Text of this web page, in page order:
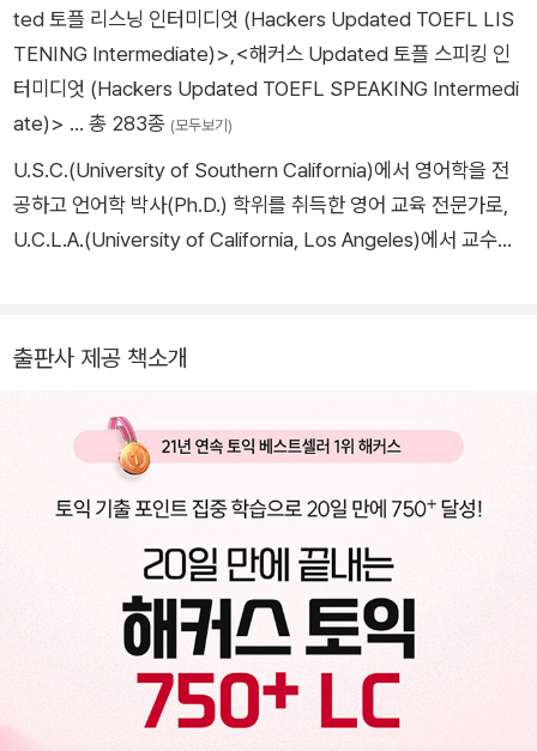
ted 토플 리스닝 인터미디엇 (Hackers Updated TOEFL LIS
TENING Intermediate)>,<해커스 Updated 토플 스피킹 인
터미디엇 (Hackers Updated TOEFL SPEAKING Intermedi
ate)> … 총 283종 (모두보기)
U.S.C.(University of Southern California)에서 영어학을 전
공하고 언어학 박사(Ph.D.) 학위를 취득한 영어 교육 전문가로,
U.C.L.A.(University of California, Los Angeles)에서 교수로
FL READING> 등 다수의 베스트셀러 교재를 집필했다.
출판사 제공 책소개